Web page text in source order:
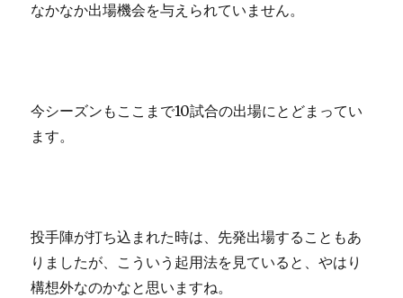
なかなか出場機会を与えられていません。
今シーズンもここまで10試合の出場にとどまってい
ます。
投手陣が打ち込まれた時は、先発出場することもあ
りましたが、こういう起用法を見ていると、やはり
構想外なのかなと思いますね。